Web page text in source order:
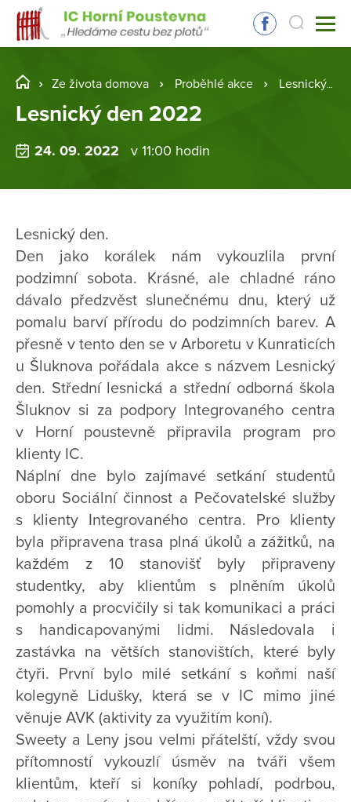
Ze života domova Proběhlé akce Lesnický den 2022
Lesnický den 2022
24. 09. 2022 v 11:00 hodin
Lesnický den.
Den jako korálek nám vykouzlila první
podzimní sobota. Krásné, ale chladné ráno
dávalo předzvěst slunečnému dnu, který už
pomalu barví přírodu do podzimních barev. A
přesně v tento den se v Arboretu v Kunraticích
u Šluknova pořádala akce s názvem Lesnický
den. Střední lesnická a střední odborná škola
Šluknov si za podpory Integrovaného centra
v Horní poustevně připravila program pro
klienty IC.
Náplní dne bylo zajímavé setkání studentů
oboru Sociální činnost a Pečovatelské služby
s klienty Integrovaného centra. Pro klienty
byla připravena trasa plná úkolů a zážitků, na
každém z 10 stanovišť byly připraveny
studentky, aby klientům s plněním úkolů
pomohly a procvičily si tak komunikaci a práci
s handicapovanými lidmi. Následovala i
zastávka na větších stanovištích, které byly
čtyři. První bylo milé setkání s koňmi naší
kolegyně Lidušky, která se v IC mimo jiné
věnuje AVK (aktivity za využitím koní).
Sweety a Leny jsou velmi přátelští, vždy svou
přítomností vykouzlí úsměv na tváři všem
klientům, kteří si koníky pohladí, podrbou,